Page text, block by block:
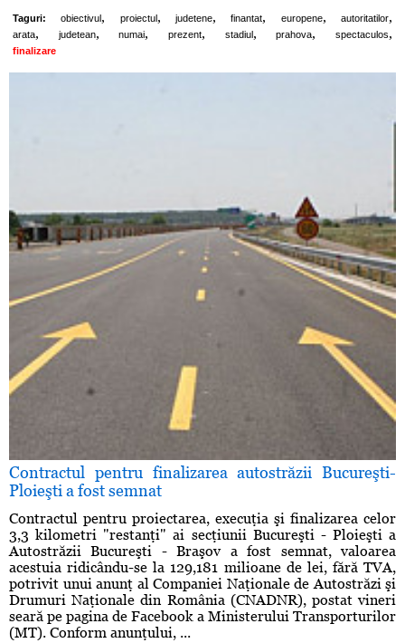
Taguri: obiectivul , proiectul, judetene, finantat, europene, autoritatilor,
arata, judetean, numai, prezent, stadiul, prahova, spectaculos,
finalizare
Contractul pentru finalizarea autostrăzii Bucureşti-
Ploieşti a fost semnat
Contractul pentru proiectarea, execuţia şi finalizarea celor
3,3 kilometri "restanţi" ai secţiunii Bucureşti - Ploieşti a
Autostrăzii Bucureşti - Braşov a fost semnat, valoarea
acestuia ridicându-se la 129,181 milioane de lei, fără TVA,
potrivit unui anunţ al Companiei Naţionale de Autostrăzi şi
Drumuri Naţionale din România (CNADNR), postat vineri
seară pe pagina de Facebook a Ministerului Transporturilor
(MT). Conform anunţului, ...